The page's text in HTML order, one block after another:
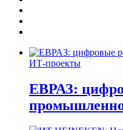
ИТ-проекты
ЕВРАЗ: